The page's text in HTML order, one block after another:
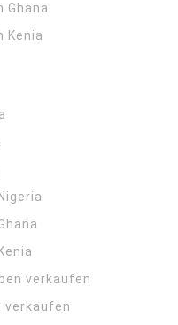
Ghana
Kenia
verkaufen
verkaufen